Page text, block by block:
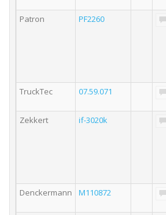
Patron
PF2260
TruckTec
07.59.071
Zekkert if-3020k
Denckermann
M110872